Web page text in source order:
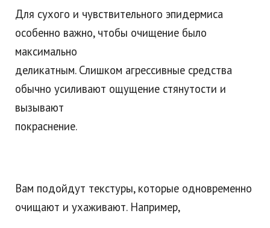
Для сухого и чувствительного эпидермиса
особенно важно, чтобы очищение было
максимально
деликатным. Слишком агрессивные средства
обычно усиливают ощущение стянутости и
вызывают
покраснение.
Вам подойдут текстуры, которые одновременно
очищают и ухаживают. Например,